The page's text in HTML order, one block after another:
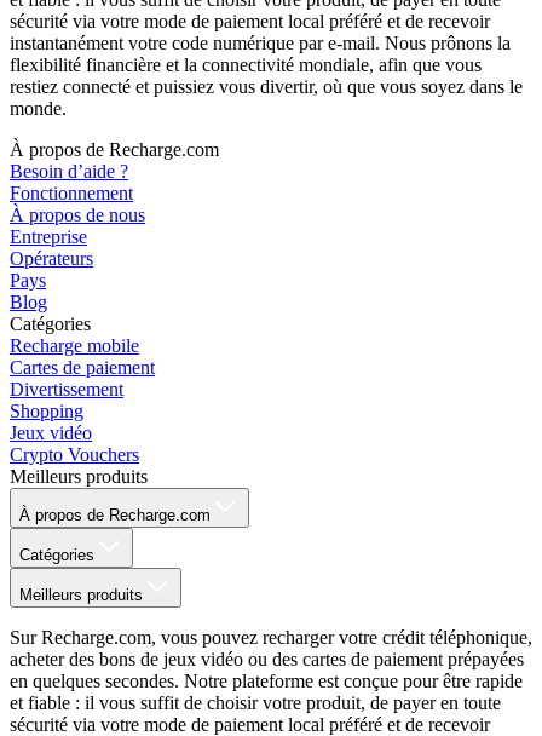
sécurité via votre mode de paiement local préféré et de recevoir
instantanément votre code numérique par e-mail. Nous prônons la
flexibilité financière et la connectivité mondiale, afin que vous
restiez connecté et puissiez vous divertir, où que vous soyez dans le
monde.
À propos de Recharge.com
Besoin d’aide ?
Fonctionnement
À propos de nous
Entreprise
Opérateurs
Pays
Blog
Catégories
Recharge mobile
Cartes de paiement
Divertissement
Shopping
Jeux vidéo
Crypto Vouchers
Meilleurs produits
À propos de Recharge.com
Catégories
Meilleurs produits
Sur Recharge.com, vous pouvez recharger votre crédit téléphonique,
acheter des bons de jeux vidéo ou des cartes de paiement prépayées
en quelques secondes. Notre plateforme est conçue pour être rapide
et fiable : il vous suffit de choisir votre produit, de payer en toute
sécurité via votre mode de paiement local préféré et de recevoir